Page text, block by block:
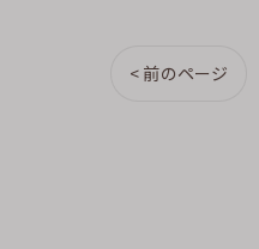
< 前のページ